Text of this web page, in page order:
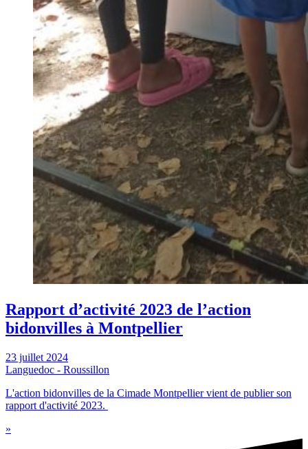
Rapport d’activité 2023 de l’action
bidonvilles à Montpellier
23 juillet 2024
Languedoc - Roussillon
L'action bidonvilles de la Cimade Montpellier vient de publier son
rapport d'activité 2023.
»